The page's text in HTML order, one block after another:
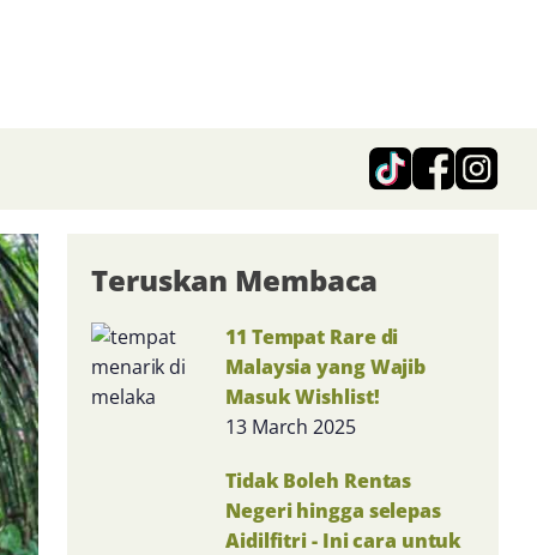
Teruskan Membaca
11 Tempat Rare di
Malaysia yang Wajib
Masuk Wishlist!
13 March 2025
Tidak Boleh Rentas
Negeri hingga selepas
Aidilfitri - Ini cara untuk